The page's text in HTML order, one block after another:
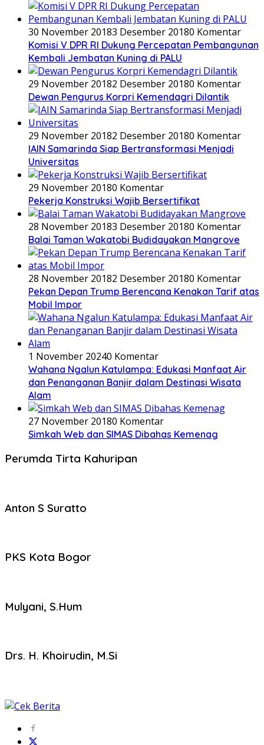
30 November 20183 Desember 20180 Komentar
Komisi V DPR RI Dukung Percepatan Pembangunan
Kembali Jembatan Kuning di PALU
29 November 20182 Desember 20180 Komentar
Dewan Pengurus Korpri Kemendagri Dilantik
29 November 20182 Desember 20180 Komentar
IAIN Samarinda Siap Bertransformasi Menjadi
Universitas
29 November 20180 Komentar
Pekerja Konstruksi Wajib Bersertifikat
28 November 20183 Desember 20180 Komentar
Balai Taman Wakatobi Budidayakan Mangrove
28 November 20182 Desember 20180 Komentar
Pekan Depan Trump Berencana Kenakan Tarif atas
Mobil Impor
1 November 20240 Komentar
Wahana Ngalun Katulampa: Edukasi Manfaat Air
dan Penanganan Banjir dalam Destinasi Wisata
Alam
27 November 20180 Komentar
Simkah Web dan SIMAS Dibahas Kemenag
Perumda Tirta Kahuripan
Anton S Suratto
PKS Kota Bogor
Mulyani, S.Hum
Drs. H. Khoirudin, M.Si